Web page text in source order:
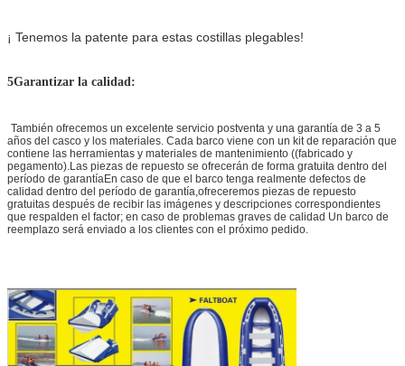
¡ Tenemos la patente para estas costillas plegables!
5Garantizar la calidad:
También ofrecemos un excelente servicio postventa y una garantía de 3 a 5
años del casco y los materiales. Cada barco viene con un kit de reparación que
contiene las herramientas y materiales de mantenimiento ((fabricado y
pegamento).Las piezas de repuesto se ofrecerán de forma gratuita dentro del
período de garantíaEn caso de que el barco tenga realmente defectos de
calidad dentro del período de garantía,ofreceremos piezas de repuesto
gratuitas después de recibir las imágenes y descripciones correspondientes
que respalden el factor; en caso de problemas graves de calidad Un barco de
reemplazo será enviado a los clientes con el próximo pedido.